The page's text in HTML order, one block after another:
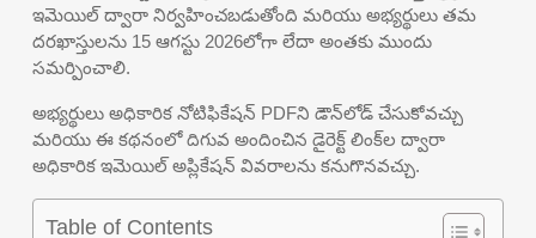
ఇమెయిల్ ద్వారా నిర్వహించబడుతోంది మరియు అభ్యర్థులు తమ
దరఖాస్తులను 15 ఆగస్టు 2026లోగా లేదా అంతకు ముందు
సమర్పించాలి.
అభ్యర్థులు అధికారిక నోటిఫికేషన్ PDFని డౌన్‌లోడ్ చేసుకోవచ్చు
మరియు ఈ కథనంలో దిగువ అందించిన డైరెక్ట్ లింక్‌ల ద్వారా
అధికారిక ఇమెయిల్ అప్లికేషన్ వివరాలను కనుగొనవచ్చు.
Table of Contents